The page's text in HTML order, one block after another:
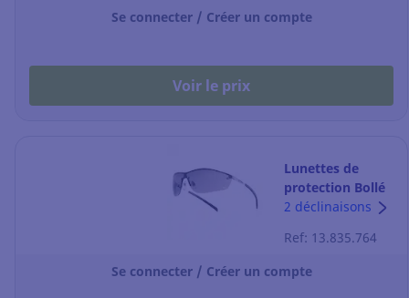
Se connecter / Créer un compte
Voir le prix
Lunettes de
protection Bollé
Silium Silpsf - la
2 déclinaisons
Ref: 13.835.764
Se connecter / Créer un compte